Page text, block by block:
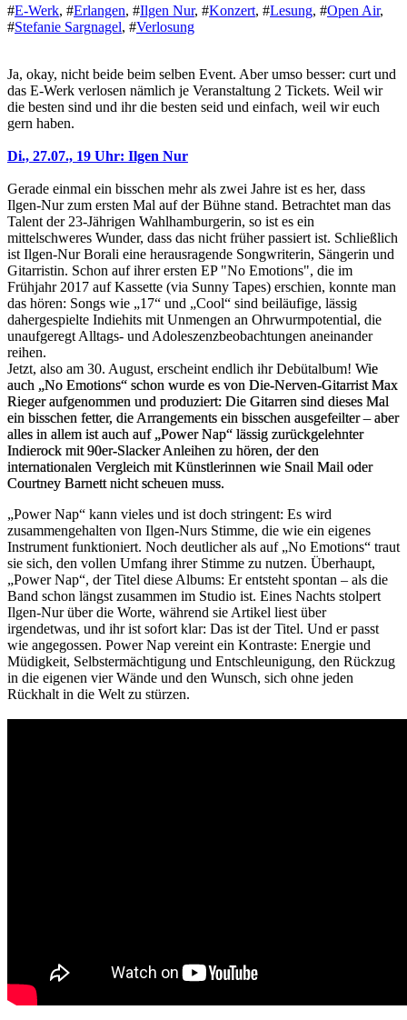
#E-Werk, #Erlangen, #Ilgen Nur, #Konzert, #Lesung, #Open Air,
#Stefanie Sargnagel, #Verlosung
Ja, okay, nicht beide beim selben Event. Aber umso besser: curt und
das E-Werk verlosen nämlich je Veranstaltung 2 Tickets. Weil wir
die besten sind und ihr die besten seid und einfach, weil wir euch
gern haben.
Di., 27.07., 19 Uhr: Ilgen Nur
Gerade einmal ein bisschen mehr als zwei Jahre ist es her, dass
Ilgen-Nur zum ersten Mal auf der Bühne stand. Betrachtet man das
Talent der 23-Jährigen Wahlhamburgerin, so ist es ein
mittelschweres Wunder, dass das nicht früher passiert ist. Schließlich
ist Ilgen-Nur Borali eine herausragende Songwriterin, Sängerin und
Gitarristin. Schon auf ihrer ersten EP "No Emotions", die im
Frühjahr 2017 auf Kassette (via Sunny Tapes) erschien, konnte man
das hören: Songs wie „17“ und „Cool“ sind beiläufige, lässig
dahergespielte Indiehits mit Unmengen an Ohrwurmpotential, die
unaufgeregt Alltags- und Adoleszenzbeobachtungen aneinander
reihen.
Jetzt, also am 30. August, erscheint endlich ihr Debütalbum! Wie
auch „No Emotions“ schon wurde es von Die-Nerven-Gitarrist Max
Rieger aufgenommen und produziert: Die Gitarren sind dieses Mal
ein bisschen fetter, die Arrangements ein bisschen ausgefeilter – aber
alles in allem ist auch auf „Power Nap“ lässig zurückgelehnter
Indierock mit 90er-Slacker Anleihen zu hören, der den
internationalen Vergleich mit Künstlerinnen wie Snail Mail oder
Courtney Barnett nicht scheuen muss.
„Power Nap“ kann vieles und ist doch stringent: Es wird
zusammengehalten von Ilgen-Nurs Stimme, die wie ein eigenes
Instrument funktioniert. Noch deutlicher als auf „No Emotions“ traut
sie sich, den vollen Umfang ihrer Stimme zu nutzen. Überhaupt,
„Power Nap“, der Titel diese Albums: Er entsteht spontan – als die
Band schon längst zusammen im Studio ist. Eines Nachts stolpert
Ilgen-Nur über die Worte, während sie Artikel liest über
irgendetwas, und ihr ist sofort klar: Das ist der Titel. Und er passt
wie angegossen. Power Nap vereint ein Kontraste: Energie und
Müdigkeit, Selbstermächtigung und Entschleunigung, den Rückzug
in die eigenen vier Wände und den Wunsch, sich ohne jeden
Rückhalt in die Welt zu stürzen.